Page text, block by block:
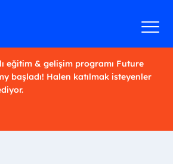
eğitim & gelişim programı Future
başladı! Halen katılmak isteyenler